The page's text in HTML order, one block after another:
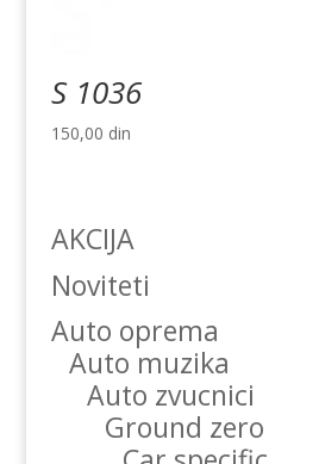
S 1036
150,00 din
AKCIJA
Noviteti
Auto oprema
Auto muzika
Auto zvucnici
Ground zero